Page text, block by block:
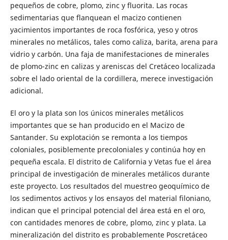
pequeños de cobre, plomo, zinc y fluorita. Las rocas
sedimentarias que flanquean el macizo contienen
yacimientos importantes de roca fosfórica, yeso y otros
minerales no metálicos, tales como caliza, barita, arena para
vidrio y carbón. Una faja de manifestaciones de minerales
de plomo-zinc en calizas y areniscas del Cretáceo localizada
sobre el lado oriental de la cordillera, merece investigación
adicional.
El oro y la plata son los únicos minerales metálicos
importantes que se han producido en el Macizo de
Santander. Su explotación se remonta a los tiempos
coloniales, posiblemente precoloniales y continúa hoy en
pequeña escala. El distrito de California y Vetas fue el área
principal de investigación de minerales metálicos durante
este proyecto. Los resultados del muestreo geoquímico de
los sedimentos activos y los ensayos del material filoniano,
indican que el principal potencial del área está en el oro,
con cantidades menores de cobre, plomo, zinc y plata. La
mineralización del distrito es probablemente Poscretáceo